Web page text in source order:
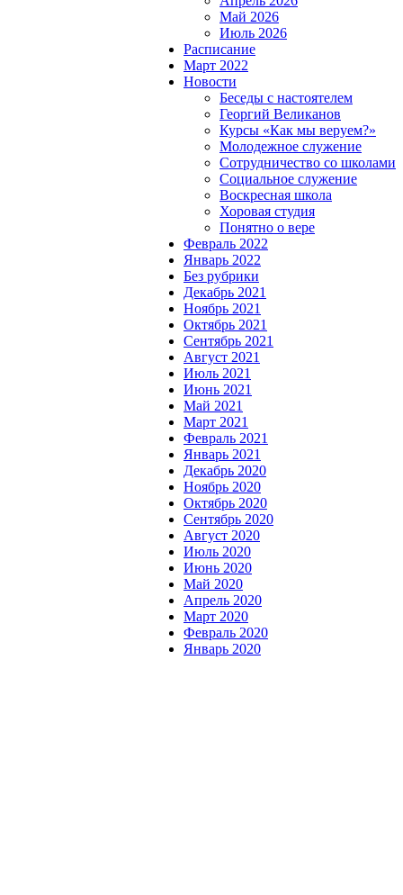
Май 2026
Июль 2026
Расписание
Март 2022
Новости
Беседы с настоятелем
Георгий Великанов
Курсы «Как мы веруем?»
Молодежное служение
Сотрудничество со школами
Социальное служение
Воскресная школа
Хоровая студия
Понятно о вере
Февраль 2022
Январь 2022
Без рубрики
Декабрь 2021
Ноябрь 2021
Октябрь 2021
Сентябрь 2021
Август 2021
Июль 2021
Июнь 2021
Май 2021
Март 2021
Февраль 2021
Январь 2021
Декабрь 2020
Ноябрь 2020
Октябрь 2020
Сентябрь 2020
Август 2020
Июль 2020
Июнь 2020
Май 2020
Апрель 2020
Март 2020
Февраль 2020
Январь 2020